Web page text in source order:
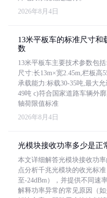
2026年8月4日
13米平板车的标准尺寸和
数
13米平板车主要技术参数包
尺寸:长13m×宽2.45m,栏板高
承载能力:标载30-35吨,最大
49吨 c)符合国家道路车辆外廓
轴荷限值标准
2026年8月4日
光模块接收功率多少是正
本文详细解答光模块接收功
点分析千兆光模块的收光标
至-24dBm），并提供不同速
解释功率异常的常见原因（